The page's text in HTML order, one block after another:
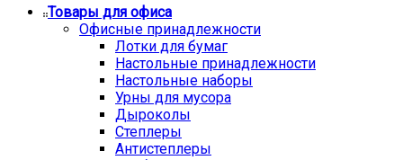
Товары для офиса
Офисные принадлежности
Лотки для бумаг
Настольные принадлежности
Настольные наборы
Урны для мусора
Дыроколы
Степлеры
Антистеплеры